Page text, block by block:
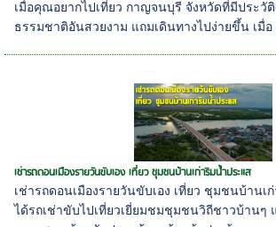
เมื่อคุณอยากไปเที่ยว กาญจนบุรี จังหวัดที่มีประวั
ธรรมชาติอันสวยงาม แถมเดินทางไปง่ายขึ้น เมื่อ
เช่ารถดอนเมืองรายวันขับเอง เที่ยว ชุมชนบ้านเก่าริมน้ำประแส
เช่ารถดอนเมืองรายวันขับเอง เที่ยว ชุมชนบ้านเ
ได้รถเช่าขับไปเที่ยวเยี่ยมชมชุมชนวิถีชาวบ้านๆ